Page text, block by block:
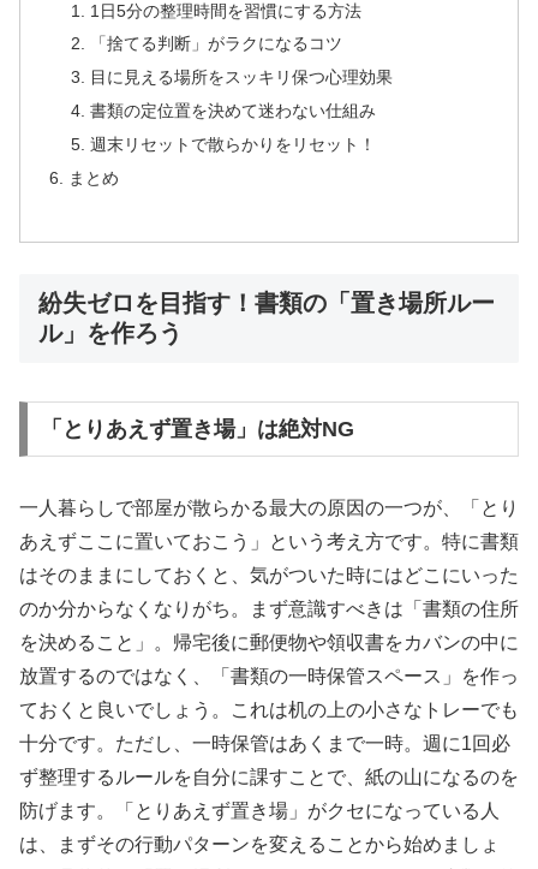
1日5分の整理時間を習慣にする方法
「捨てる判断」がラクになるコツ
目に見える場所をスッキリ保つ心理効果
書類の定位置を決めて迷わない仕組み
週末リセットで散らかりをリセット！
まとめ
紛失ゼロを目指す！書類の「置き場所ルー
ル」を作ろう
「とりあえず置き場」は絶対NG
一人暮らしで部屋が散らかる最大の原因の一つが、「とり
あえずここに置いておこう」という考え方です。特に書類
はそのままにしておくと、気がついた時にはどこにいった
のか分からなくなりがち。まず意識すべきは「書類の住所
を決めること」。帰宅後に郵便物や領収書をカバンの中に
放置するのではなく、「書類の一時保管スペース」を作っ
ておくと良いでしょう。これは机の上の小さなトレーでも
十分です。ただし、一時保管はあくまで一時。週に1回必
ず整理するルールを自分に課すことで、紙の山になるのを
防げます。「とりあえず置き場」がクセになっている人
は、まずその行動パターンを変えることから始めましょ